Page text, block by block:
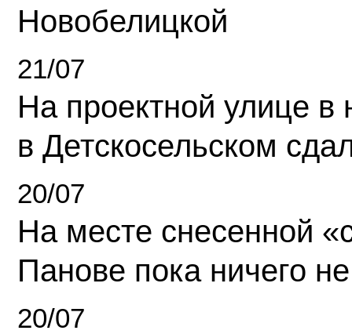
Новобелицкой
21/07
На проектной улице
в Детскосельском
20/07
На месте снесенной
Панове пока ничего
20/07